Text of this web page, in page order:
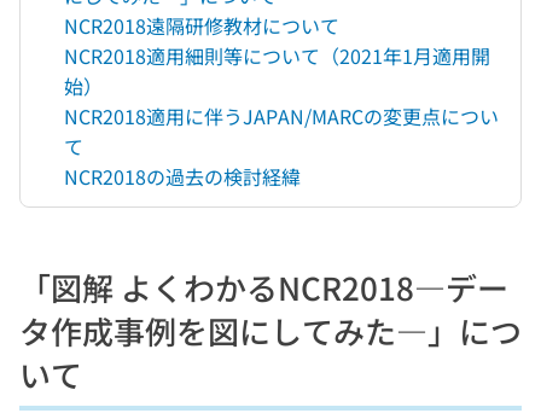
NCR2018遠隔研修教材について
NCR2018適用細則等について（2021年1月適用開
始）
NCR2018適用に伴うJAPAN/MARCの変更点につい
て
NCR2018の過去の検討経緯
「図解 よくわかるNCR2018―デー
タ作成事例を図にしてみた―」につ
いて